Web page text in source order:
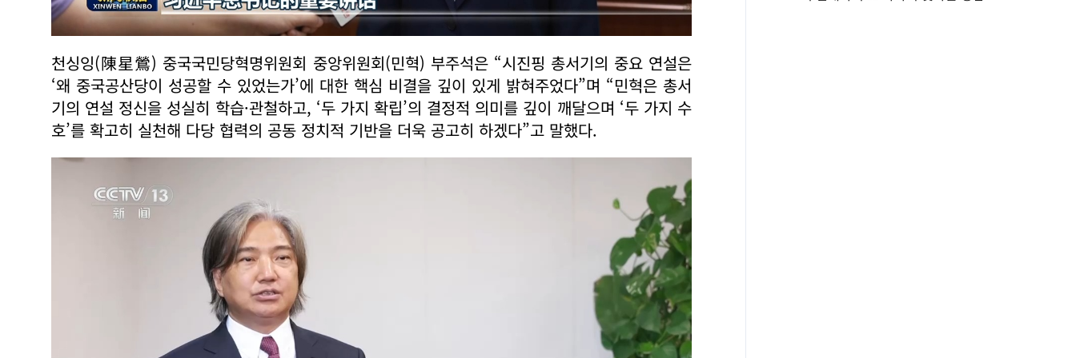
천싱잉(陳星鶯) 중국국민당혁명위원회 중앙위원회(민혁) 부주석은 “시진핑 총서기의 중요 연설은
‘왜 중국공산당이 성공할 수 있었는가’에 대한 핵심 비결을 깊이 있게 밝혀주었다”며 “민혁은 총서
기의 연설 정신을 성실히 학습·관철하고, ‘두 가지 확립’의 결정적 의미를 깊이 깨달으며 ‘두 가지 수
호’를 확고히 실천해 다당 협력의 공동 정치적 기반을 더욱 공고히 하겠다”고 말했다.